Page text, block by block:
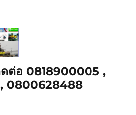
ดต่อ 0818900005 ,
, 0800628488